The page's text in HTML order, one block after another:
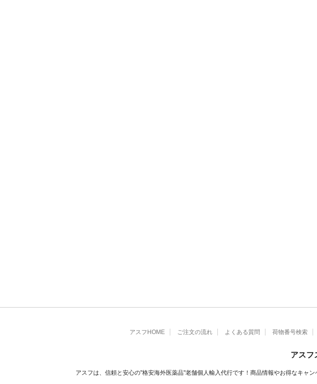
アスフHOME ご注文の流れ よくある質問 荷物番号検索
アスフ
アスフは、信頼と安心の"格安海外医薬品"老舗個人輸入代行です！商品情報やお得なキャ